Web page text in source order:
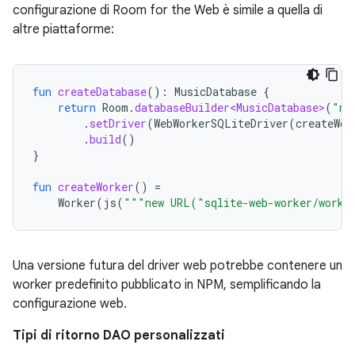
configurazione di Room for the Web è simile a quella di
altre piattaforme:
fun createDatabase(): MusicDatabase {
return Room .databaseBuilder<MusicDatabase>(
. setDriver(WebWorkerSQLiteDriver(
.build()
}
fun createWorker()
=
Worker( js( """new URL("sqlite-web-worker/
Una versione futura del driver web potrebbe contenere un
worker predefinito pubblicato in NPM, semplificando la
configurazione web.
Tipi di ritorno DAO personalizzati